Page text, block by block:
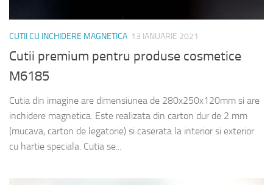
CUTII CU INCHIDERE MAGNETICA 13 IANUARIE 2021
Cutii premium pentru produse cosmetice
M6185
Cutia din imagine are dimensiunea de 280x250x120mm si are
inchidere magnetica. Este realizata din carton dur de 2 mm
(mucava, carton de legatorie) si caserata la interior si exterior
cu hartie speciala. Cutia se...